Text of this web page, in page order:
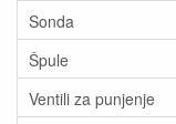
Sonda
Špule
Ventili za punjenje